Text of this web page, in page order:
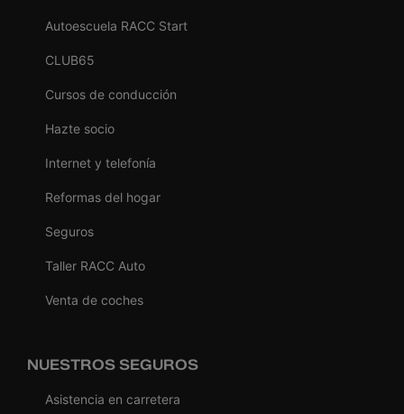
Autoescuela RACC Start
CLUB65
Cursos de conducción
Hazte socio
Internet y telefonía
Reformas del hogar
Seguros
Taller RACC Auto
Venta de coches
NUESTROS SEGUROS
Asistencia en carretera